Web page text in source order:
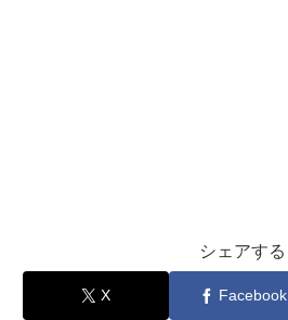
シェアする
X Facebook